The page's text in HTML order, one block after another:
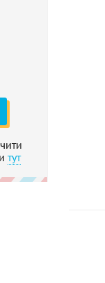
тут